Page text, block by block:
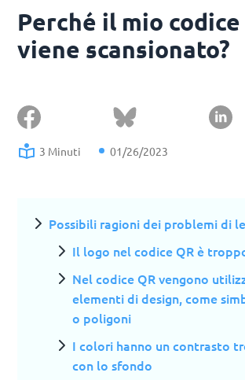
Perché il mio codice
viene scansionato?
3 Minuti 01/26/2023
Possibili ragioni dei problemi di
Il logo nel codice QR è
Nel codice QR vengono
elementi di design, come
o poligoni
I colori hanno un contrasto
con lo sfondo